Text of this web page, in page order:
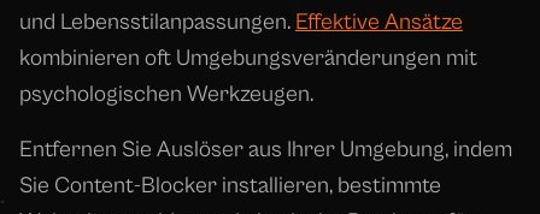
und Lebensstilanpassungen. Effektive Ansätze
kombinieren oft Umgebungsveränderungen mit
psychologischen Werkzeugen.
Entfernen Sie Auslöser aus Ihrer Umgebung, indem
Sie Content-Blocker installieren, bestimmte